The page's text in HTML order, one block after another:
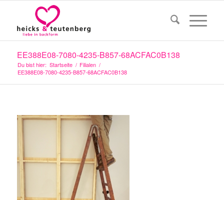
EE388E08-7080-4235-B857-68ACFAC0B138
Du bist hier: Startseite / Filialen /
EE388E08-7080-4235-B857-68ACFAC0B138